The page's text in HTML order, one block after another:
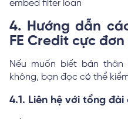
embed filter loan
4. Hướng dẫn
FE Credit cực
Nếu muốn biết bản
không, bạn đọc có thể
4.1. Liên hệ với tổng đài